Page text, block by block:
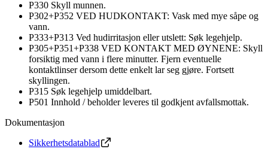
P330 Skyll munnen.
P302+P352 VED HUDKONTAKT: Vask med mye såpe og
vann.
P333+P313 Ved hudirritasjon eller utslett: Søk legehjelp.
P305+P351+P338 VED KONTAKT MED ØYNENE: Skyll
forsiktig med vann i flere minutter. Fjern eventuelle
kontaktlinser dersom dette enkelt lar seg gjøre. Fortsett
skyllingen.
P315 Søk legehjelp umiddelbart.
P501 Innhold / beholder leveres til godkjent avfallsmottak.
Dokumentasjon
Sikkerhetsdatablad